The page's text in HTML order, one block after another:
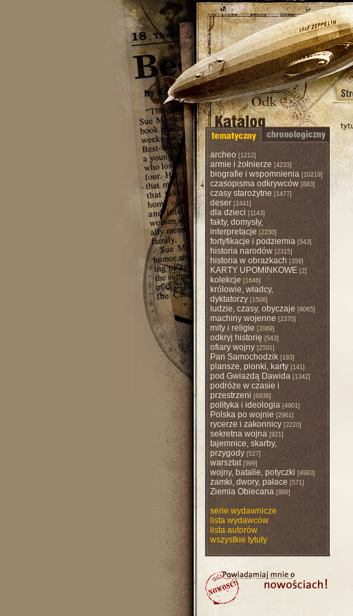
archeo [1212]
armie i żołnierze [4233]
biografie i wspomnienia[10219]
czasopisma odkrywców[883]
czasy starożytne [1477]
deser[2441]
dla dzieci [1143]
fakty, domysły,
interpretacje [2230]
fortyfikacje i podziemia[543]
historia narodów[2315]
historia w obrazkach [359]
KARTY UPOMINKOWE[2]
kolekcje [1646]
królowie, władcy,
dyktatorzy[1506]
ludzie, czasy, obyczaje [8065]
machiny wojenne [2370]
mity i religie [2069]
odkryj historię[543]
ofiary wojny[2591]
Pan Samochodzik[183]
plansze, pionki, karty[141]
pod Gwiazdą Dawida[1342]
podróże w czasie i
przestrzeni [6938]
polityka i ideologia[4901]
Polska po wojnie [2961]
rycerze i zakonnicy[2220]
sekretna wojna[921]
tajemnice, skarby,
przygody[527]
warsztat[999]
wojny, batalie, potyczki [4993]
zamki, dwory, pałace [571]
Ziemia Obiecana[989]
serie wydawnicze
lista wydawców
lista autorów
wszystkie tytuły